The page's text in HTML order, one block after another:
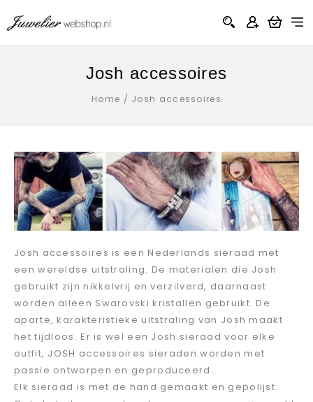
Josh accessoires
Home / Josh accessoires
Josh accessoires is een Nederlands sieraad met
een wereldse uitstraling. De materialen die Josh
gebruikt zijn nikkelvrij en verzilverd, daarnaast
worden alleen Swarovski kristallen gebruikt. De
aparte, karakteristieke uitstraling van Josh maakt
het tijdloos. Er is wel een Josh sieraad voor elke
outfit, JOSH accessoires sieraden worden met
passie ontworpen en geproduceerd.
Elk sieraad is met de hand gemaakt en gepolijst.